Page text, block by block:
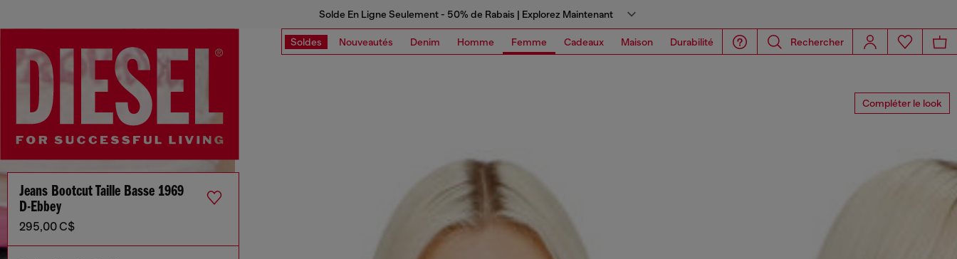
Solde En Ligne Seulement - 50% de Rabais | Explorez Maintenant
Soldes Nouveautés Denim Homme Femme Cadeaux Maison Durabilité Rechercher
Compléter le look
Jeans Bootcut Taille Basse 1969
D-Ebbey
295,00 C$